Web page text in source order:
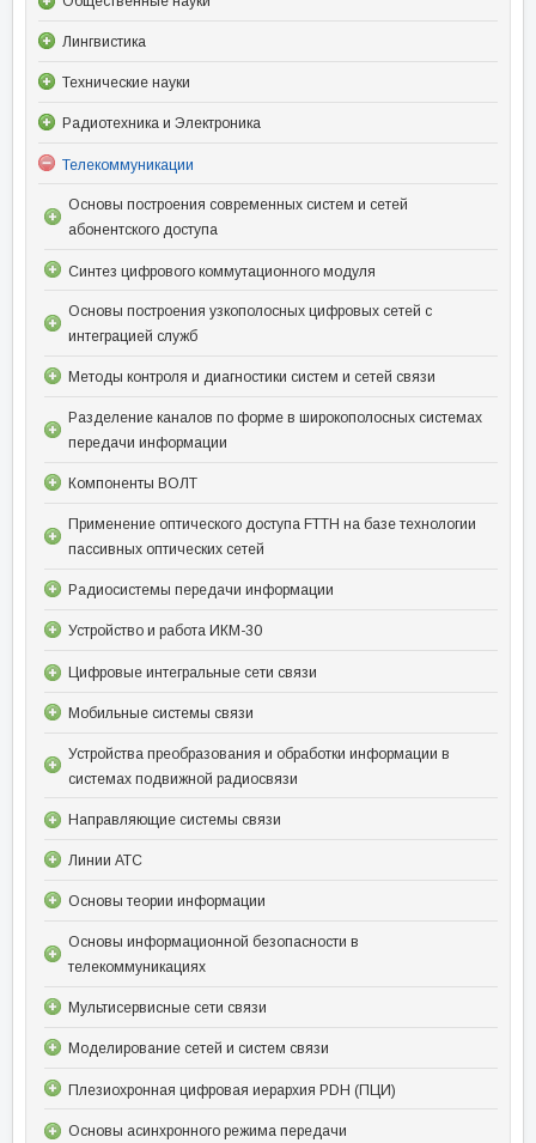
Лингвистика
Технические науки
Радиотехника и Электроника
Телекоммуникации
Основы построения современных систем и сетей
абонентского доступа
Синтез цифрового коммутационного модуля
Основы построения узкополосных цифровых сетей с
интеграцией служб
Методы контроля и диагностики систем и сетей связи
Разделение каналов по форме в широкополосных системах
передачи информации
Компоненты ВОЛТ
Применение оптического доступа FTTH на базе технологии
пассивных оптических сетей
Радиосистемы передачи информации
Устройство и работа ИКМ-30
Цифровые интегральные сети связи
Мобильные системы связи
Устройства преобразования и обработки информации в
системах подвижной радиосвязи
Направляющие системы связи
Линии АТС
Основы теории информации
Основы информационной безопасности в
телекоммуникациях
Мультисервисные сети связи
Моделирование сетей и систем связи
Плезиохронная цифровая иерархия PDH (ПЦИ)
Основы асинхронного режима передачи